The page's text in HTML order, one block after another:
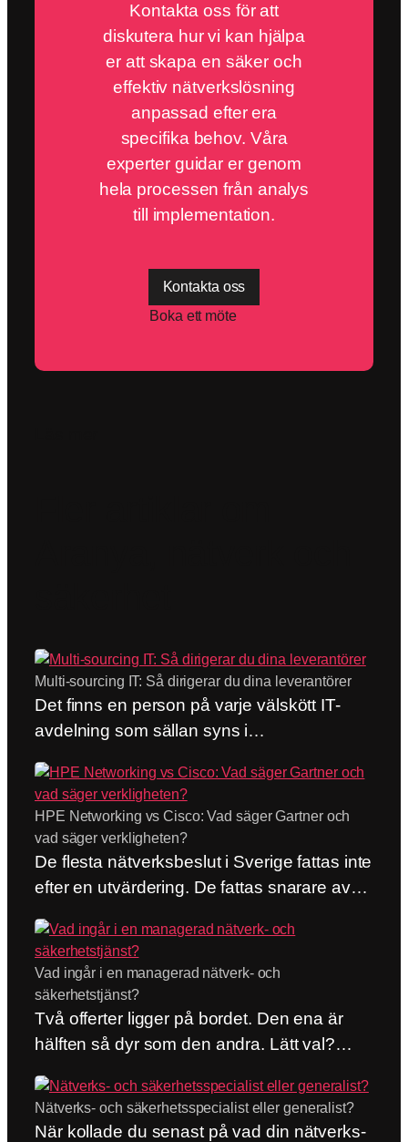
Kontakta oss för att
diskutera hur vi kan hjälpa
er att skapa en säker och
effektiv nätverkslösning
anpassad efter era
specifika behov. Våra
experter guidar er genom
hela processen från analys
till implementation.
Kontakta oss
Boka ett möte
Multi-sourcing IT: Så dirigerar du dina leverantörer
Det finns en person på varje välskött IT-
avdelning som sällan syns i
ringer nätverks- och säkerhetsleverantören
innan felanmälan ens är skriven. Som
struntar i vems ansvar det formellt är och
samlar rätt personer i samma kanal. Som är
spindeln i nätet mellan leverantörerna. Om
inlägget…
HPE Networking vs Cisco: Vad säger Gartner och
vad säger verkligheten?
De flesta nätverksbeslut i Sverige fattas inte
efter en utvärdering. De fattas snarare av
ett av de vanligaste argumenten vi möter,
och det är inget dåligt argument. En vana är
billig, tills den inte är det. Det här inlägget
jämför därför HPE Networking vs Cisco på
två…
Vad ingår i en managerad nätverk- och
säkerhetstjänst?
Två offerter ligger på bordet. Den ena är
hälften så dyr som den andra. Lätt val?
gör de nästan aldrig. Frågan om vad som
ingår i en managerad nätverk- och
Nätverks- och säkerhetsspecialist eller generalist?
När kollade du senast på vad din nätverks-